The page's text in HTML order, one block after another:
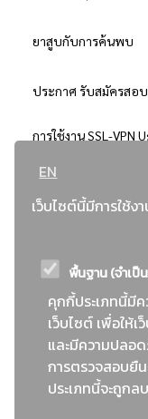
EN
เว็บไซต์นี้มีการใช้ง
พื้นฐาน (จำเป็
คุกกี้ประเภทนี้มี
เว็บไซต์ เพื่อให้
และมีความปลอ
การตรวจสอบยื
ประเภทนี้จะถูกล
ยาสูบกับการค้นพบ
ประกาศ รับสมัครสอ
การใช้งาน SSL-VPN
..ยอดนิยม..
: วิธีเฉพาะเจาะจง
ข่าวสาร/ประกาศ
: เอกสารส่งเสริมความโป
ข่าวสารจัดซื้อจัดจ้าง
: แผนการจัดซื้อจัดจ้าง